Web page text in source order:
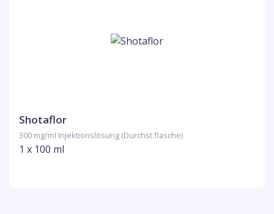
Shotaflor
300 mg/ml Injektionslösung (Durchst.flasche)
1 x 100 ml